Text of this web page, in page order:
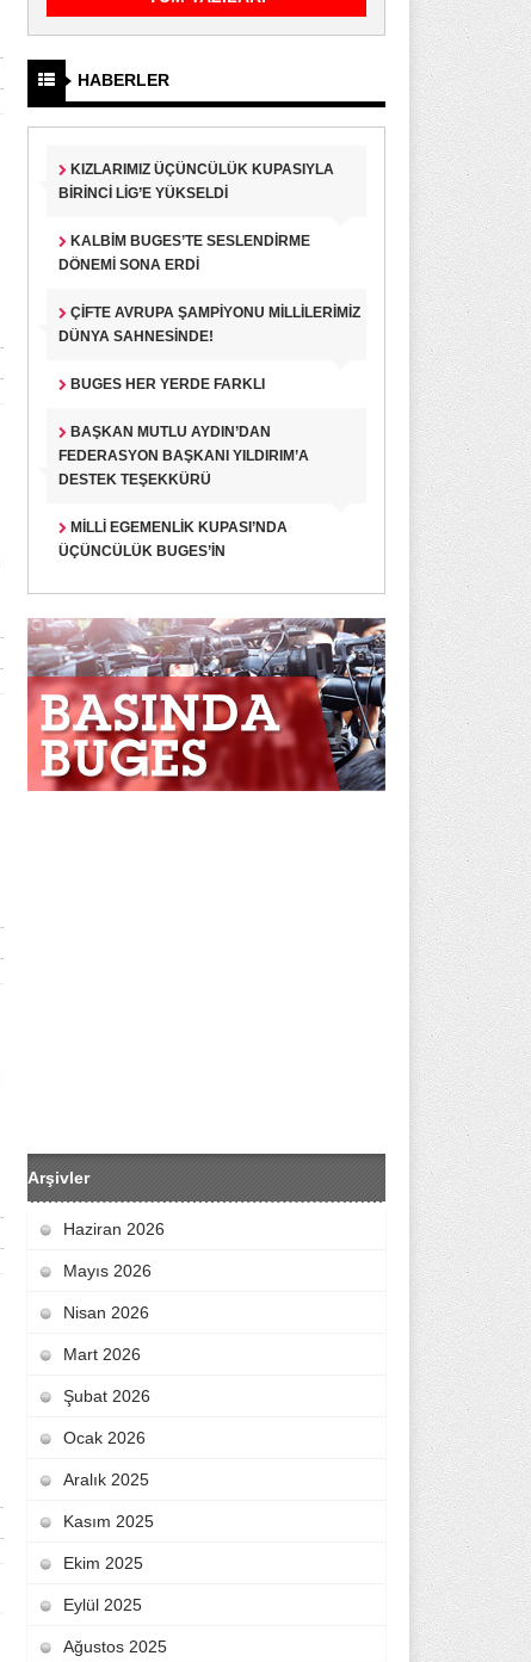
HABERLER
KIZLARIMIZ ÜÇÜNCÜLÜK KUPASIYLA
BIRINCI LIG’E YÜKSELDI
KALBIM BUGES’TE SESLENDIRME
DÖNEMI SONA ERDI
ÇIFTE AVRUPA ŞAMPIYONU MILLILERIMIZ
DÜNYA SAHNESINDE!
BUGES HER YERDE FARKLI
BAŞKAN MUTLU AYDIN’DAN
FEDERASYON BAŞKANI YILDIRIM’A
DESTEK TEŞEKKÜRÜ
MILLI EGEMENLIK KUPASI’NDA
ÜÇÜNCÜLÜK BUGES’IN
Arşivler
Haziran 2026
Mayıs 2026
Nisan 2026
Mart 2026
Şubat 2026
Ocak 2026
Aralık 2025
Kasım 2025
Ekim 2025
Eylül 2025
Ağustos 2025